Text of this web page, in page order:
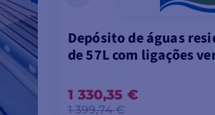
Depósito de águas
de 57L com ligações
1 330,35 €
1 399,74 €